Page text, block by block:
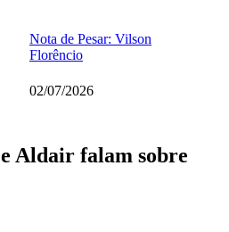
Nota de Pesar: Vilson
Florêncio
02/07/2026
Aldair falam sobre